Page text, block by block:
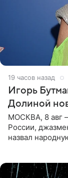
19 часов назад
Игорь
Долиной
МОСКВА, 8 авг
России,
назвал